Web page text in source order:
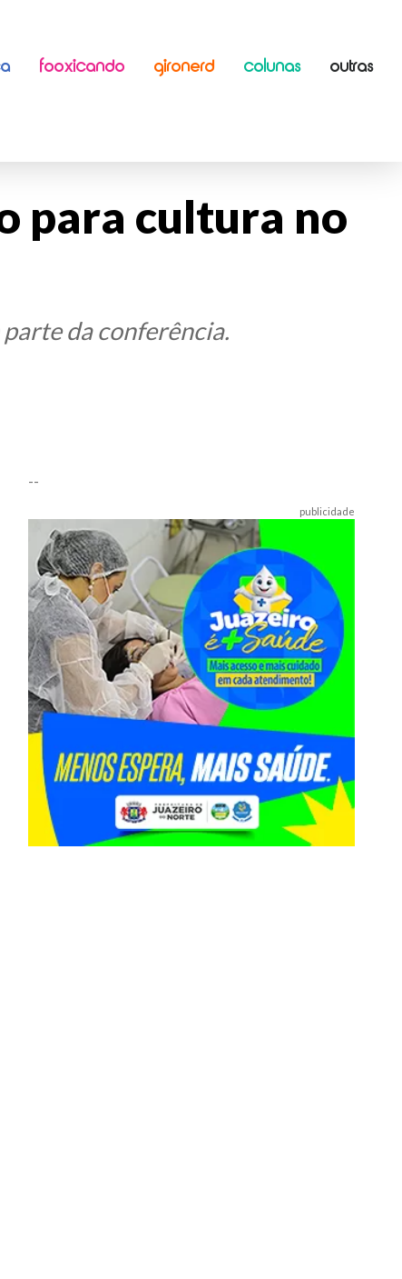
FOOXICANDO GIRONERD COLUNAS OUTRAS
para cultura no
da conferência.
--
publicidade